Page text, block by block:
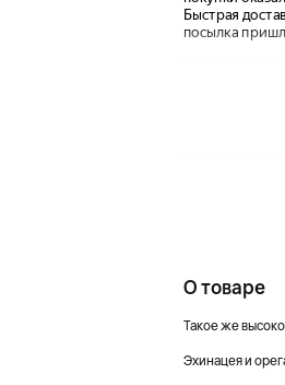
О товаре
Такое же
Эхинацея и